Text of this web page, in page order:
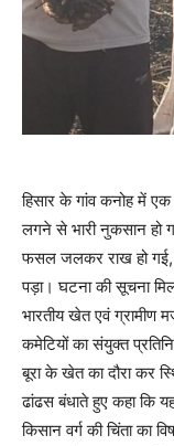
हिसार के गांव कनोह में
लगने से भारी नुकसान हो
फसल जलकर राख हो गई,
पड़ा। घटना की सूचना
भारतीय खेत एवं ग्रामीण
कमेटियों का संयुक्त
बूरा के खेत का दौरा कर
ढांढस बंधाते हुए कहा कि
किसान वर्ग की चिंता का